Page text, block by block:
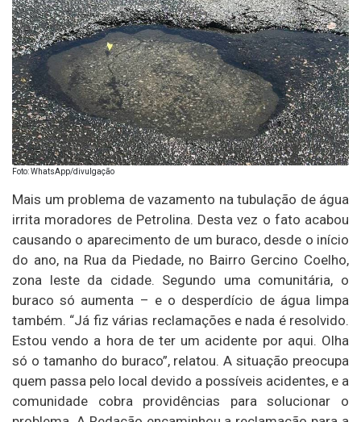
Foto: WhatsApp/divulgação
Mais um problema de vazamento na tubulação de água
irrita moradores de Petrolina. Desta vez o fato acabou
causando o aparecimento de um buraco, desde o início
do ano, na Rua da Piedade, no Bairro Gercino Coelho,
zona leste da cidade. Segundo uma comunitária, o
buraco só aumenta – e o desperdício de água limpa
também. “Já fiz várias reclamações e nada é resolvido.
Estou vendo a hora de ter um acidente por aqui. Olha
só o tamanho do buraco”, relatou. A situação preocupa
quem passa pelo local devido a possíveis acidentes, e a
comunidade cobra providências para solucionar o